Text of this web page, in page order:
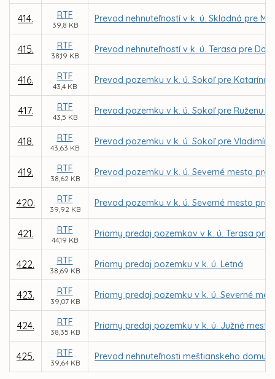
414. RTF
39,8 KB
Prevod nehnuteľností v k. ú. Skladná pre
415. RTF
38,19 KB
Prevod nehnuteľností v k. ú. Terasa pre
416. RTF
43,4 KB
Prevod pozemku v k. ú. Sokoľ pre
417. RTF
43,5 KB
Prevod pozemku v k. ú. Sokoľ pre Ruženu
418. RTF
43,63 KB
Prevod pozemku v k. ú. Sokoľ pre
419. RTF
38,62 KB
Prevod pozemku v k. ú. Severné mesto
420. RTF
39,92 KB
Prevod pozemku v k. ú. Severné mesto
421. RTF
44,19 KB
Priamy predaj pozemkov v k. ú. Terasa
422. RTF
38,69 KB
Priamy predaj pozemku v k. ú. Letná
423. RTF
39,07 KB
Priamy predaj pozemku v k. ú. Severné
424. RTF
38,35 KB
Priamy predaj pozemku v k. ú. Južné mesto
425. RTF
39,64 KB
Prevod nehnuteľnosti meštianskeho domu